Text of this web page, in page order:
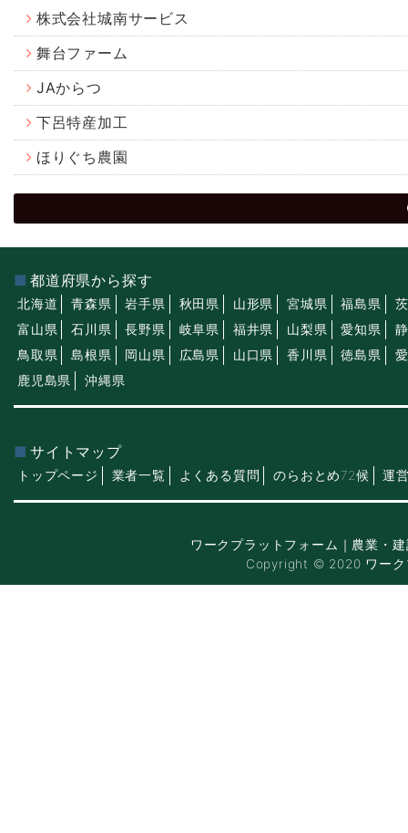
株式会社城南サービス
舞台ファーム
JAからつ
下呂特産加工
ほりぐち農園
都道府県から探す
北海道 青森県 岩手県 秋田県 山形県 宮城県 福島県
富山県
石川県 長野県 岐阜県 福井県 山梨県 愛知県
鳥取県
島根県 岡山県 広島県 山口県 香川県 徳島県
鹿児島県
沖縄県
サイトマップ
トップページ 業者一覧 よくある質問 のらおとめ72候 運
ワークプラットフォーム｜農業・
Copyright © 2020 ワーク